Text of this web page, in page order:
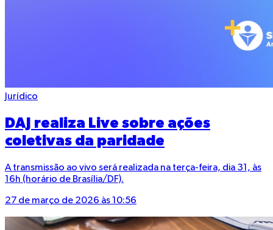
Jurídico
DAJ realiza Live sobre ações
coletivas da paridade
A transmissão ao vivo será realizada na terça-feira, dia 31, às
16h (horário de Brasília/DF).
27 de março de 2026 às 10:56